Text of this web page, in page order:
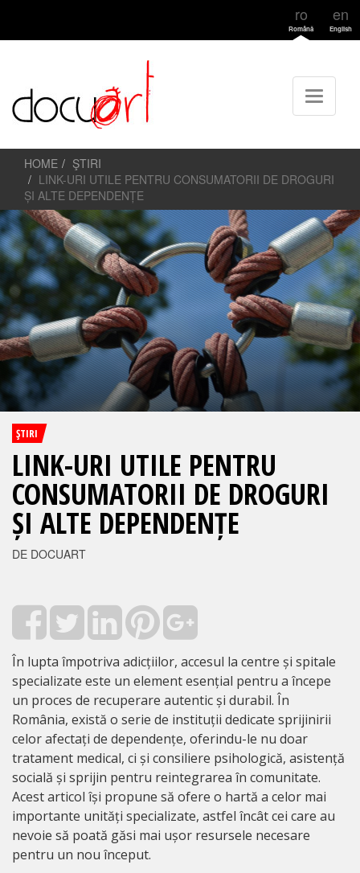
ro
Română
en
English
HOME
ŞTIRI
LINK-URI UTILE PENTRU CONSUMATORII DE DROGURI
ȘI ALTE DEPENDENȚE
ŞTIRI
LINK-URI UTILE PENTRU
CONSUMATORII DE DROGURI
ȘI ALTE DEPENDENȚE
DE DOCUART
În lupta împotriva adicțiilor, accesul la centre și spitale
specializate este un element esențial pentru a începe
un proces de recuperare autentic și durabil. În
România, există o serie de instituții dedicate sprijinirii
celor afectați de dependențe, oferindu-le nu doar
tratament medical, ci și consiliere psihologică, asistență
socială și sprijin pentru reintegrarea în comunitate.
Acest articol își propune să ofere o hartă a celor mai
importante unități specializate, astfel încât cei care au
nevoie să poată găsi mai ușor resursele necesare
pentru un nou început.